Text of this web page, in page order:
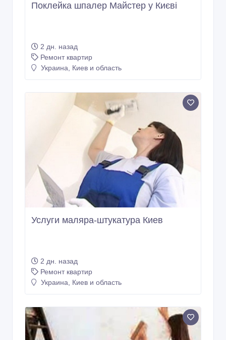
Поклейка шпалер Майстер у Києві
2 дн. назад
Ремонт квартир
Украина, Киев и область
Услуги маляра-штукатура Киев
2 дн. назад
Ремонт квартир
Украина, Киев и область